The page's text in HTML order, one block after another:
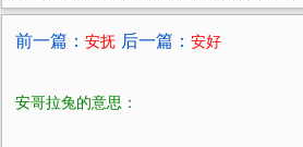
前一篇： 安抚 后一篇： 安好
安哥拉兔的意思：